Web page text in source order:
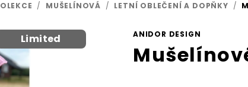
/ MUŠELÍNOVÁ / LETNÍ OBLEČENÍ A DOPŇKY /
ANIDOR DESIGN
Limited